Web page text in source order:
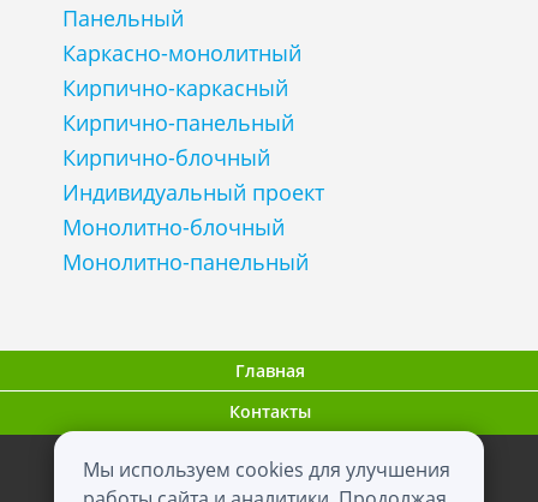
Мы используем cookies для улучшения
Панельный
Каркасно-монолитный
Кирпично-каркасный
Кирпично-панельный
Кирпично-блочный
Индивидуальный проект
Монолитно-блочный
Монолитно-панельный
Главная
Контакты
ООО "ВНовостройке.ру"